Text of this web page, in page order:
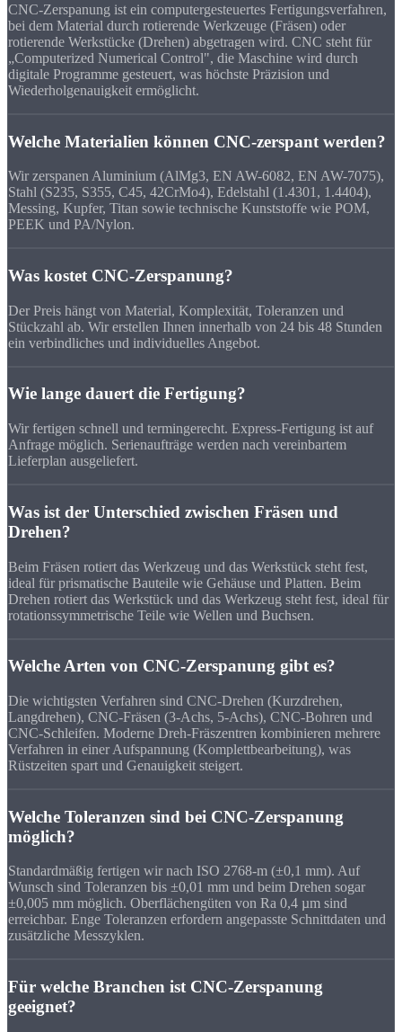
CNC-Zerspanung ist ein computergesteuertes Fertigungsverfahren,
bei dem Material durch rotierende Werkzeuge (Fräsen) oder
rotierende Werkstücke (Drehen) abgetragen wird. CNC steht für
„Computerized Numerical Control", die Maschine wird durch
digitale Programme gesteuert, was höchste Präzision und
Wiederholgenauigkeit ermöglicht.
Welche Materialien können CNC-zerspant werden?
Wir zerspanen Aluminium (AlMg3, EN AW-6082, EN AW-7075),
Stahl (S235, S355, C45, 42CrMo4), Edelstahl (1.4301, 1.4404),
Messing, Kupfer, Titan sowie technische Kunststoffe wie POM,
PEEK und PA/Nylon.
Was kostet CNC-Zerspanung?
Der Preis hängt von Material, Komplexität, Toleranzen und
Stückzahl ab. Wir erstellen Ihnen innerhalb von 24 bis 48 Stunden
ein verbindliches und individuelles Angebot.
Wie lange dauert die Fertigung?
Wir fertigen schnell und termingerecht. Express-Fertigung ist auf
Anfrage möglich. Serienaufträge werden nach vereinbartem
Lieferplan ausgeliefert.
Was ist der Unterschied zwischen Fräsen und
Drehen?
Beim Fräsen rotiert das Werkzeug und das Werkstück steht fest,
ideal für prismatische Bauteile wie Gehäuse und Platten. Beim
Drehen rotiert das Werkstück und das Werkzeug steht fest, ideal für
rotationssymmetrische Teile wie Wellen und Buchsen.
Welche Arten von CNC-Zerspanung gibt es?
Die wichtigsten Verfahren sind CNC-Drehen (Kurzdrehen,
Langdrehen), CNC-Fräsen (3-Achs, 5-Achs), CNC-Bohren und
CNC-Schleifen. Moderne Dreh-Fräszentren kombinieren mehrere
Verfahren in einer Aufspannung (Komplettbearbeitung), was
Rüstzeiten spart und Genauigkeit steigert.
Welche Toleranzen sind bei CNC-Zerspanung
möglich?
Standardmäßig fertigen wir nach ISO 2768-m (±0,1 mm). Auf
Wunsch sind Toleranzen bis ±0,01 mm und beim Drehen sogar
±0,005 mm möglich. Oberflächengüten von Ra 0,4 µm sind
erreichbar. Enge Toleranzen erfordern angepasste Schnittdaten und
zusätzliche Messzyklen.
Für welche Branchen ist CNC-Zerspanung
geeignet?